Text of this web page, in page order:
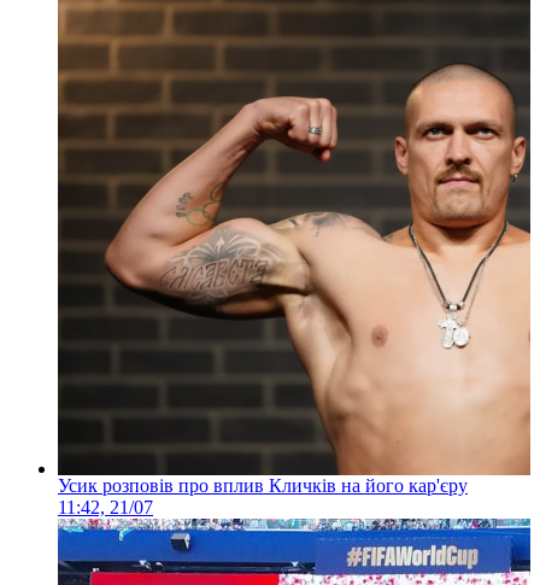
Усик розповів про вплив Кличків на його кар'єру
11:42, 21/07